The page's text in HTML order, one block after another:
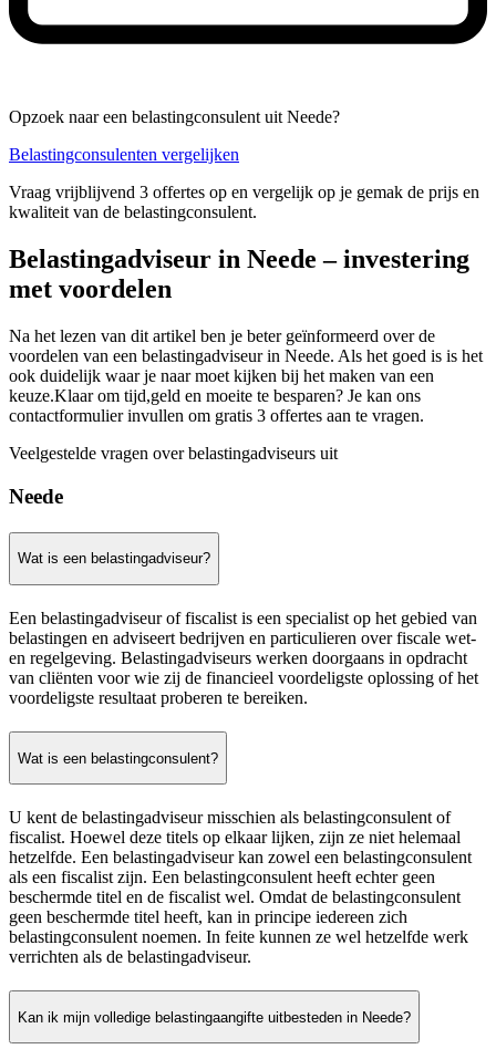
Opzoek naar een belastingconsulent uit Neede?
Belastingconsulenten vergelijken
Vraag vrijblijvend 3 offertes op en vergelijk op je gemak de prijs en
kwaliteit van de belastingconsulent.
Belastingadviseur in Neede – investering
met voordelen
Na het lezen van dit artikel ben je beter geïnformeerd over de
voordelen van een belastingadviseur in Neede. Als het goed is is het
ook duidelijk waar je naar moet kijken bij het maken van een
keuze.Klaar om tijd,geld en moeite te besparen? Je kan ons
contactformulier invullen om gratis 3 offertes aan te vragen.
Veelgestelde vragen over belastingadviseurs uit
Neede
Wat is een belastingadviseur?
Een belastingadviseur of fiscalist is een specialist op het gebied van
belastingen en adviseert bedrijven en particulieren over fiscale wet-
en regelgeving. Belastingadviseurs werken doorgaans in opdracht
van cliënten voor wie zij de financieel voordeligste oplossing of het
voordeligste resultaat proberen te bereiken.
Wat is een belastingconsulent?
U kent de belastingadviseur misschien als belastingconsulent of
fiscalist. Hoewel deze titels op elkaar lijken, zijn ze niet helemaal
hetzelfde. Een belastingadviseur kan zowel een belastingconsulent
als een fiscalist zijn. Een belastingconsulent heeft echter geen
beschermde titel en de fiscalist wel. Omdat de belastingconsulent
geen beschermde titel heeft, kan in principe iedereen zich
belastingconsulent noemen. In feite kunnen ze wel hetzelfde werk
verrichten als de belastingadviseur.
Kan ik mijn volledige belastingaangifte uitbesteden in Neede?